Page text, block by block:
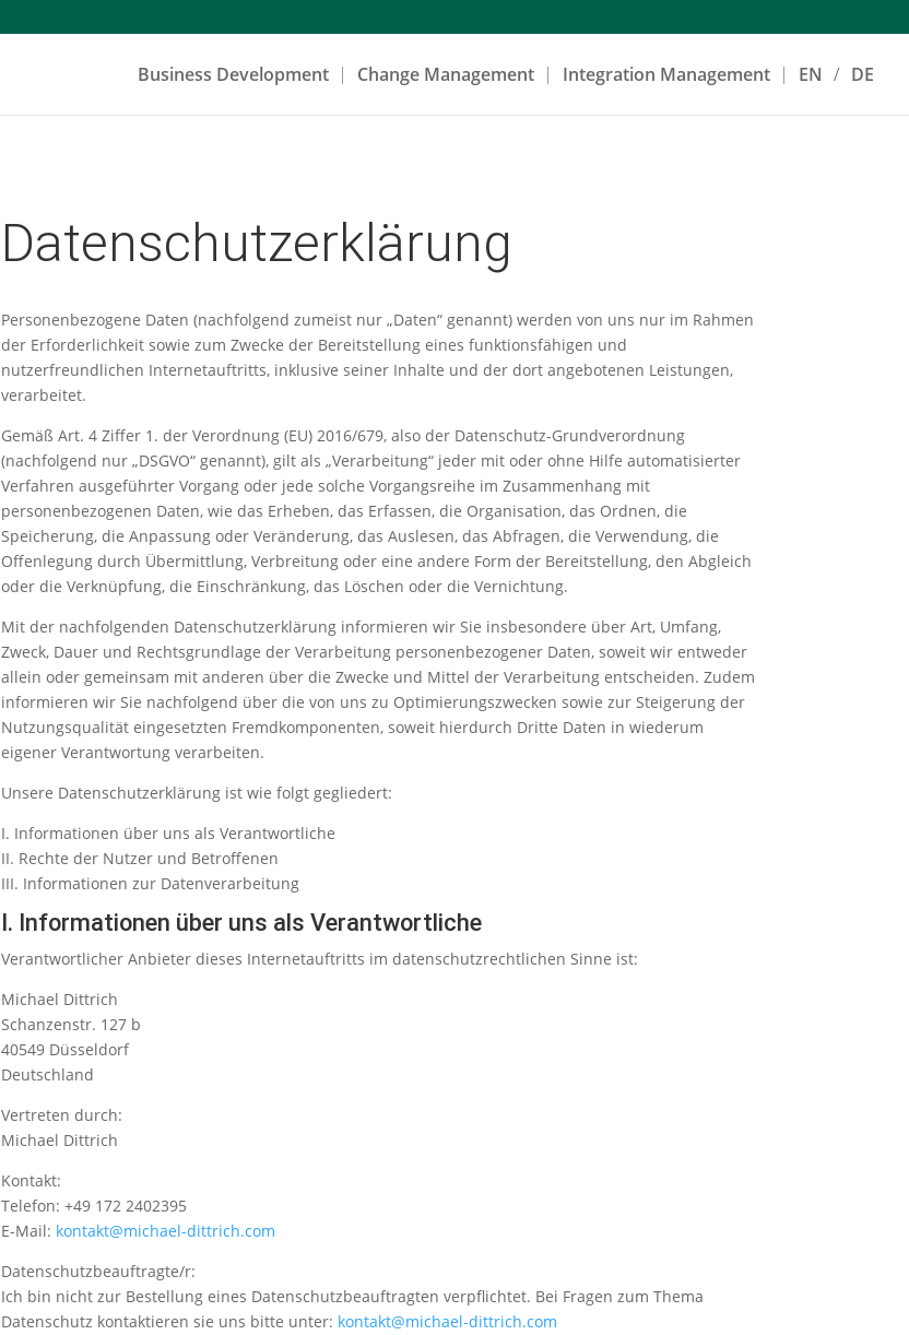
Business Development Change Management Integration Management EN DE
Datenschutzerklärung
Personenbezogene Daten (nachfolgend zumeist nur „Daten“ genannt) werden von uns nur im Rahmen
der Erforderlichkeit sowie zum Zwecke der Bereitstellung eines funktionsfähigen und
nutzerfreundlichen Internetauftritts, inklusive seiner Inhalte und der dort angebotenen Leistungen,
verarbeitet.
Gemäß Art. 4 Ziffer 1. der Verordnung (EU) 2016/679, also der Datenschutz-Grundverordnung
(nachfolgend nur „DSGVO“ genannt), gilt als „Verarbeitung“ jeder mit oder ohne Hilfe automatisierter
Verfahren ausgeführter Vorgang oder jede solche Vorgangsreihe im Zusammenhang mit
personenbezogenen Daten, wie das Erheben, das Erfassen, die Organisation, das Ordnen, die
Speicherung, die Anpassung oder Veränderung, das Auslesen, das Abfragen, die Verwendung, die
Offenlegung durch Übermittlung, Verbreitung oder eine andere Form der Bereitstellung, den Abgleich
oder die Verknüpfung, die Einschränkung, das Löschen oder die Vernichtung.
Mit der nachfolgenden Datenschutzerklärung informieren wir Sie insbesondere über Art, Umfang,
Zweck, Dauer und Rechtsgrundlage der Verarbeitung personenbezogener Daten, soweit wir entweder
allein oder gemeinsam mit anderen über die Zwecke und Mittel der Verarbeitung entscheiden. Zudem
informieren wir Sie nachfolgend über die von uns zu Optimierungszwecken sowie zur Steigerung der
Nutzungsqualität eingesetzten Fremdkomponenten, soweit hierdurch Dritte Daten in wiederum
eigener Verantwortung verarbeiten.
Unsere Datenschutzerklärung ist wie folgt gegliedert:
I. Informationen über uns als Verantwortliche
II. Rechte der Nutzer und Betroffenen
III. Informationen zur Datenverarbeitung
I. Informationen über uns als Verantwortliche
Verantwortlicher Anbieter dieses Internetauftritts im datenschutzrechtlichen Sinne ist:
Michael Dittrich
Schanzenstr. 127 b
40549 Düsseldorf
Deutschland
Vertreten durch:
Michael Dittrich
Kontakt:
Telefon: +49 172 2402395
E-Mail: kontakt@michael-dittrich.com
Datenschutzbeauftragte/r:
Ich bin nicht zur Bestellung eines Datenschutzbeauftragten verpflichtet. Bei Fragen zum Thema
Datenschutz kontaktieren sie uns bitte unter: kontakt@michael-dittrich.com